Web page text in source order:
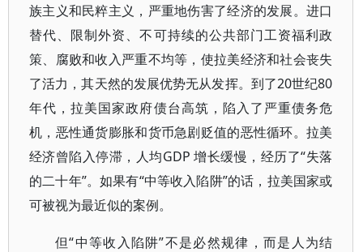
族主义和民粹主义，严重地伤害了经济的发展。进口
替代、限制外资、不可持续的公共部门工资福利政
策、腐败和收入严重不均等，使拉美经济和社会丧失
了活力，其天然的发展优势无从发挥。到了20世纪80
年代，拉美国家政府债台高筑，陷入了严重债务危
机，恶性通货膨胀和货币急剧贬值的恶性循环。拉美
经济曾陷入停滞，人均GDP 增长缓慢，经历了“失落
的二十年”。如果有“中等收入陷阱”的话，拉美国家或
可被视为最近似的案例。
但“中等收入陷阱”不是必然规律，而是人为结